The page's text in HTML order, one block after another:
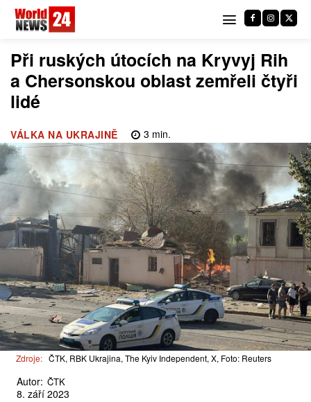
Při ruských útocích na Kryvyj Rih
a Chersonskou oblast zemřeli čtyři
lidé
VÁLKA NA UKRAJINĚ 3 min.
Zdroje: ČTK, RBK Ukrajina, The Kyiv Independent, X, Foto: Reuters
Autor: ČTK
8. září 2023